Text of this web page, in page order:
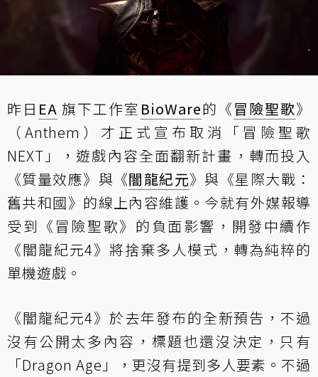
昨日 EA 旗下工作室 BioWare的《冒險聖歌》
（Anthem）才正式 宣布取消「冒險聖歌
NEXT」
，遊戲內容全面翻新計畫，轉而投入
《質量效應》與《闇龍紀元》與《星際大戰：
舊共和國》的線上內容維護。今就有外媒報導
受到《冒險聖歌》的負面影響，開發中續作
《闇龍紀元4》將捨棄多人模式，轉為純粹的
單機遊戲。
《闇龍紀元4》於去年發布的全新預告，不過
沒有公開太多內容，標題也還沒決定，只有
「Dragon Age」，更沒有提到多人要素。不過